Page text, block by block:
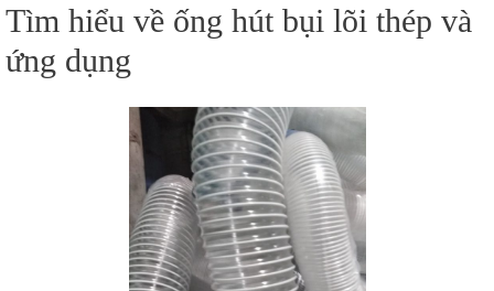
Tìm hiểu về ống hút bụi lõi thép và
ứng dụng